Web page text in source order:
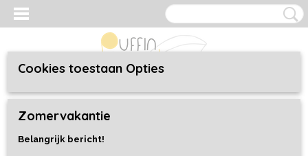
Cookies toestaan Opties
Zomervakantie
Belangrijk bericht!